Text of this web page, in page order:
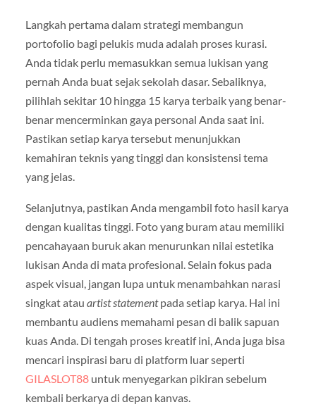
Langkah pertama dalam strategi membangun
portofolio bagi pelukis muda adalah proses kurasi.
Anda tidak perlu memasukkan semua lukisan yang
pernah Anda buat sejak sekolah dasar. Sebaliknya,
pilihlah sekitar 10 hingga 15 karya terbaik yang benar-
benar mencerminkan gaya personal Anda saat ini.
Pastikan setiap karya tersebut menunjukkan
kemahiran teknis yang tinggi dan konsistensi tema
yang jelas.
Selanjutnya, pastikan Anda mengambil foto hasil karya
dengan kualitas tinggi. Foto yang buram atau memiliki
pencahayaan buruk akan menurunkan nilai estetika
lukisan Anda di mata profesional. Selain fokus pada
aspek visual, jangan lupa untuk menambahkan narasi
singkat atau artist statementpada setiap karya. Hal ini
membantu audiens memahami pesan di balik sapuan
kuas Anda. Di tengah proses kreatif ini, Anda juga bisa
mencari inspirasi baru di platform luar seperti
GILASLOT88untuk menyegarkan pikiran sebelum
kembali berkarya di depan kanvas.